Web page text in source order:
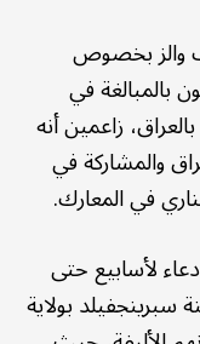
والز بخصوص
بالمبالغة في
زاعمين أنه
والمشاركة في
في المعارك.
لأسابيع حتى
سبرينجفيلد بولاية